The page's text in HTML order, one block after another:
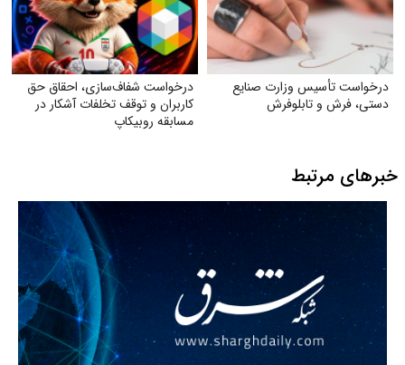
درخواست تأسیس وزارت صنایع
دستی، فرش و تابلوفرش
درخواست شفاف‌سازی، احقاق حق
کاربران و توقف تخلفات آشکار در
مسابقه روبیکاپ
خبرهای مرتبط